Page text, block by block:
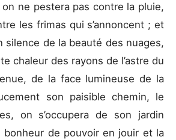
ne pestera pas contre la pluie,
les frimas qui s’annoncent ; et
silence de la beauté des nuages,
chaleur des rayons de l’astre du
de la face lumineuse de la
son paisible chemin, le
on s’occupera de son jardin
bonheur de pouvoir en jouir et la